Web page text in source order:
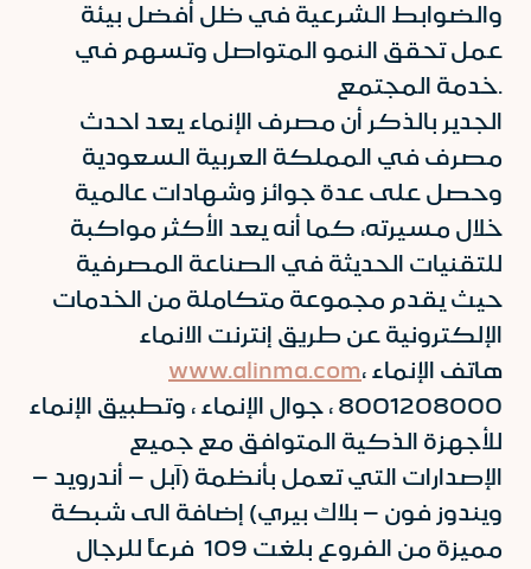
والضوابط الشرعية في ظل أفضل بيئة
عمل تحقق النمو المتواصل وتسهم في
خدمة المجتمع.
الجدير بالذكر أن مصرف الإنماء يعد احدث
مصرف في المملكة العربية السعودية
وحصل على عدة جوائز وشهادات عالمية
خلال مسيرته، كما أنه يعد الأكثر مواكبة
للتقنيات الحديثة في الصناعة المصرفية
حيث يقدم مجموعة متكاملة من الخدمات
الإلكترونية عن طريق إنترنت الانماء
www.alinma.com، هاتف الإنماء
8001208000 ، جوال الإنماء ، وتطبيق الإنماء
للأجهزة الذكية المتوافق مع جميع
الإصدارات التي تعمل بأنظمة (آبل – أندرويد –
ويندوز فون – بلاك بيري) إضافة الى شبكة
مميزة من الفروع بلغت 109 فرعاً للرجال